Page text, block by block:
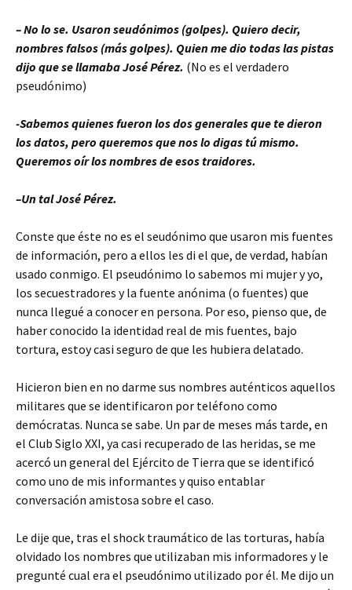
– No lo se. Usaron seudónimos (golpes). Quiero decir,
nombres falsos (más golpes). Quien me dio todas las pistas
dijo que se llamaba José Pérez. (No es el verdadero
pseudónimo)
-Sabemos quienes fueron los dos generales que te dieron
los datos, pero queremos que nos lo digas tú mismo.
Queremos oír los nombres de esos traidores.
–Un tal José Pérez.
Conste que éste no es el seudónimo que usaron mis fuentes
de información, pero a ellos les di el que, de verdad, habían
usado conmigo. El pseudónimo lo sabemos mi mujer y yo,
los secuestradores y la fuente anónima (o fuentes) que
nunca llegué a conocer en persona. Por eso, pienso que, de
haber conocido la identidad real de mis fuentes, bajo
tortura, estoy casi seguro de que les hubiera delatado.
Hicieron bien en no darme sus nombres auténticos aquellos
militares que se identificaron por teléfono como
demócratas. Nunca se sabe. Un par de meses más tarde, en
el Club Siglo XXI, ya casi recuperado de las heridas, se me
acercó un general del Ejército de Tierra que se identificó
como uno de mis informantes y quiso entablar
conversación amistosa sobre el caso.
Le dije que, tras el shock traumático de las torturas, había
olvidado los nombres que utilizaban mis informadores y le
pregunté cual era el pseudónimo utilizado por él. Me dijo un